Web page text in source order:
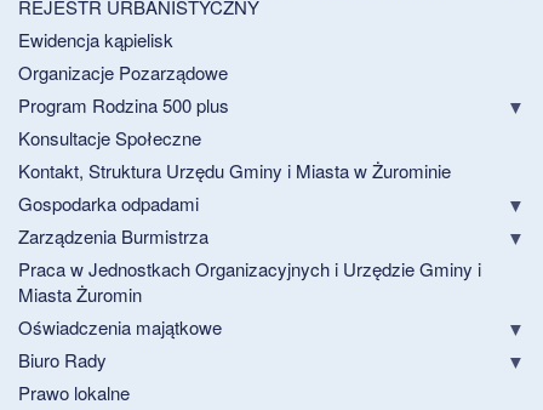
REJESTR URBANISTYCZNY
Ewidencja kąpielisk
Organizacje Pozarządowe
Program Rodzina 500 plus
Konsultacje Społeczne
Kontakt, Struktura Urzędu Gminy i Miasta w Żurominie
Gospodarka odpadami
Zarządzenia Burmistrza
Praca w Jednostkach Organizacyjnych i Urzędzie Gminy i
Miasta Żuromin
Oświadczenia majątkowe
Biuro Rady
Prawo lokalne